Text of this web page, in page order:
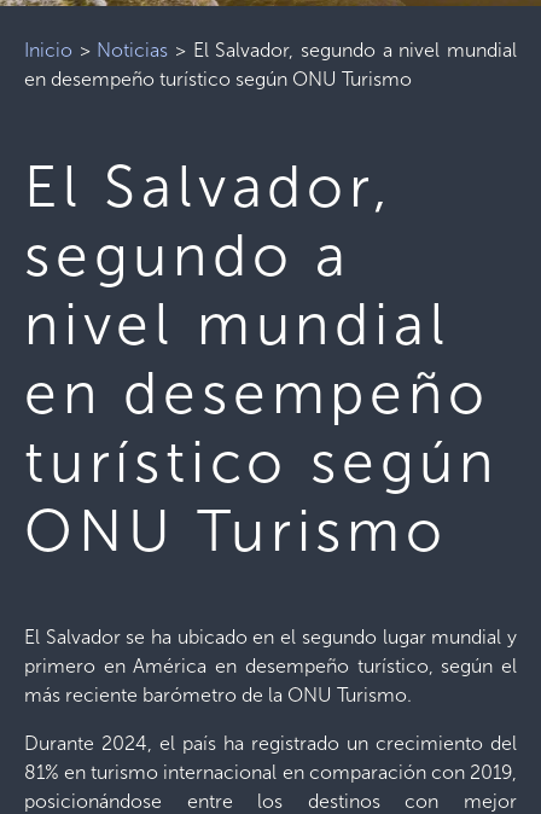
Inicio > Noticias > El Salvador, segundo a nivel mundial
en desempeño turístico según ONU Turismo
El Salvador,
segundo a
nivel mundial
en desempeño
turístico según
ONU Turismo
El Salvador se ha ubicado en el segundo lugar mundial y
primero en América en desempeño turístico, según el
más reciente barómetro de la ONU Turismo.
Durante 2024, el país ha registrado un crecimiento del
81% en turismo internacional en comparación con 2019,
posicionándose entre los destinos con mejor